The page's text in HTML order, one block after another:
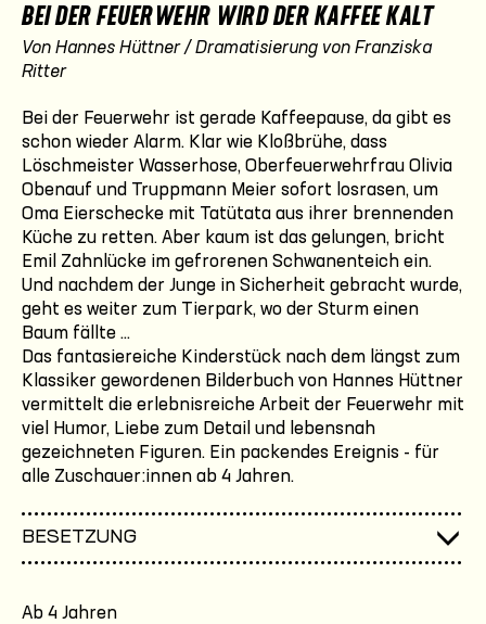
BEI DER FEUERWEHR WIRD DER KAFFEE KALT
Von Hannes Hüttner / Dramatisierung von Franziska
Ritter
Bei der Feuerwehr ist gerade Kaffeepause, da gibt es
schon wieder Alarm. Klar wie Kloßbrühe, dass
Löschmeister Wasserhose, Oberfeuerwehrfrau Olivia
Obenauf und Truppmann Meier sofort losrasen, um
Oma Eierschecke mit Tatütata aus ihrer brennenden
Küche zu retten. Aber kaum ist das gelungen, bricht
Emil Zahnlücke im gefrorenen Schwanenteich ein.
Und nachdem der Junge in Sicherheit gebracht wurde,
geht es weiter zum Tierpark, wo der Sturm einen
Baum fällte ...
Das fantasiereiche Kinderstück nach dem längst zum
Klassiker gewordenen Bilderbuch von Hannes Hüttner
vermittelt die erlebnisreiche Arbeit der Feuerwehr mit
viel Humor, Liebe zum Detail und lebensnah
gezeichneten Figuren. Ein packendes Ereignis - für
alle Zuschauer:innen ab 4 Jahren.
BESETZUNG
Ab 4 Jahren